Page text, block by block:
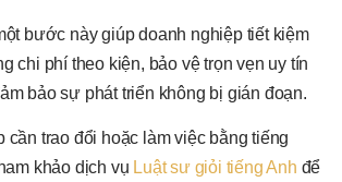
bước này giúp doanh nghiệp tiết kiệm
chi phí theo kiện, bảo vệ trọn vẹn uy tín
bảo sự phát triển không bị gián đoạn.
trao đổi hoặc làm việc bằng tiếng
khảo dịch vụ Luật sư giỏi tiếng Anh để